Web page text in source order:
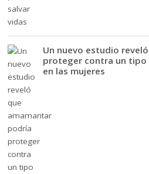
Un nuevo estudio
proteger contra un tipo
en las mujeres